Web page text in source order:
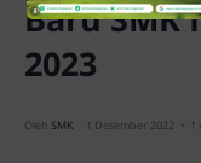
Baru SMK
2023
1